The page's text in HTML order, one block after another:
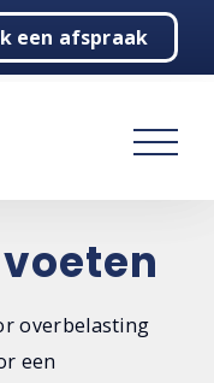
een afspraak
overbelasting
een